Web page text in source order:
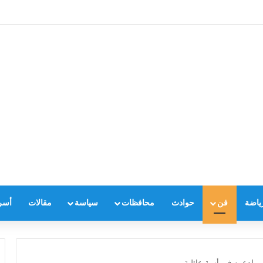
فن حوادث محافظات سياسة مقالات